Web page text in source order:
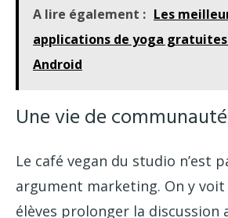
A lire également : Les
applications de yoga
Android
Une vie de
Le café vegan du studio n’est
argument marketing. On y voit
élèves prolonger la discussion